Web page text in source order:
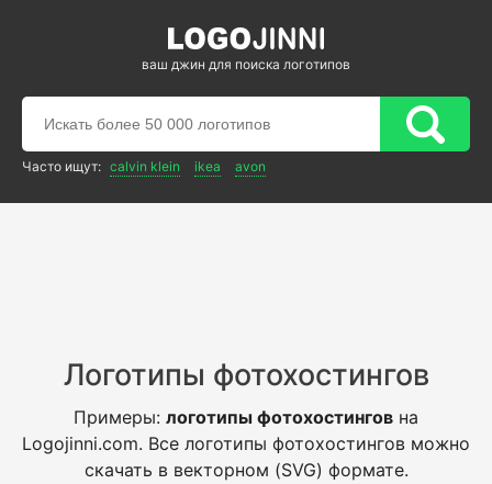
ваш джин для поиска логотипов
Часто ищут: calvin klein ikea avon
Логотипы фотохостингов
Примеры: логотипы фотохостингов на
Logojinni.com. Все логотипы фотохостингов можно
скачать в векторном (SVG) формате.